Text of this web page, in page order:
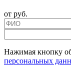
от руб.
Нажимая кнопку
персональных